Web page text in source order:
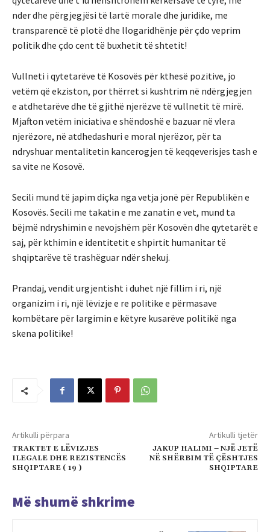
nder dhe përgjegjësi të lartë morale dhe juridike, me
transparencë të plotë dhe llogaridhënje për çdo veprim
politik dhe çdo cent të buxhetit të shtetit!
Vullneti i qytetarëve të Kosovës për kthesë pozitive, jo
vetëm që ekziston, por thërret si kushtrim në ndërgjegjen
e atdhetarëve dhe të gjithë njerëzve të vullnetit të mirë.
Mjafton vetëm iniciativa e shëndoshë e bazuar në vlera
njerëzore, në atdhedashuri e moral njerëzor, për ta
ndryshuar mentalitetin kancerogjen të keqqeverisjes tash e
sa vite ne Kosovë.
Secili mund të japim diçka nga vetja jonë për Republikën e
Kosovës. Secili me takatin e me zanatin e vet, mund ta
bëjmë ndryshimin e nevojshëm për Kosovën dhe qytetarët e
saj, për kthimin e identitetit e shpirtit humanitar të
shqiptarëve të trashëguar ndër shekuj.
Prandaj, vendit urgjentisht i duhet një fillim i ri, një
organizim i ri, një lëvizje e re politike e përmasave
kombëtare për largimin e këtyre kusarëve politikë nga
skena politike!
Artikulli përpara
TRAKTET E LËVIZJES
ILEGALE DHE REZISTENCËS
SHQIPTARE ( 19 )
Artikulli tjetër
JAKUP HALIMI – NJË JETË
NË SHËRBIM TË ÇËSHTJES
SHQIPTARE
Më shumë shkrime